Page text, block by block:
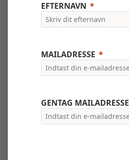
EFTERNAVN
MAILADRESSE
GENTAG MAILADRESSE